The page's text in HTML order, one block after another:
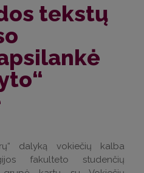
tekstų
dalyką vokiečių kalba
fakulteto studenčių